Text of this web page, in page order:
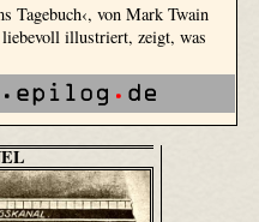
Tagebuch‹, von Mark Twain
illustriert, zeigt, was